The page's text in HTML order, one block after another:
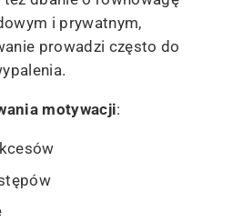
i prywatnym,
prowadzi często do
motywacji: